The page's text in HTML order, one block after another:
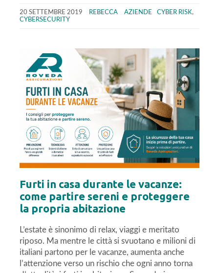
20 SETTEMBRE 2019 REBECCA AZIENDE CYBER RISK,
CYBERSECURITY
Furti in casa durante le vacanze:
come partire sereni e proteggere
la propria abitazione
L’estate è sinonimo di relax, viaggi e meritato
riposo. Ma mentre le città si svuotano e milioni di
italiani partono per le vacanze, aumenta anche
l’attenzione verso un rischio che ogni anno torna